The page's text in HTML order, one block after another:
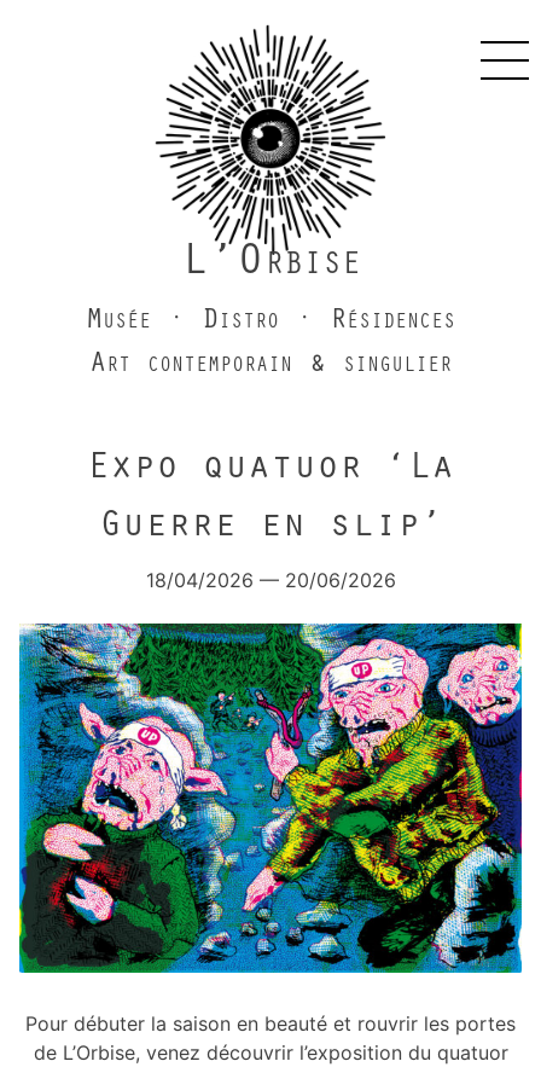
L’Orbise
Musée · Distro · Résidences
Art contemporain & singulier
Expo quatuor ‘La
Guerre en slip’
18/04/2026 — 20/06/2026
Pour débuter la saison en beauté et rouvrir les portes
de L’Orbise, venez découvrir l’exposition du quatuor